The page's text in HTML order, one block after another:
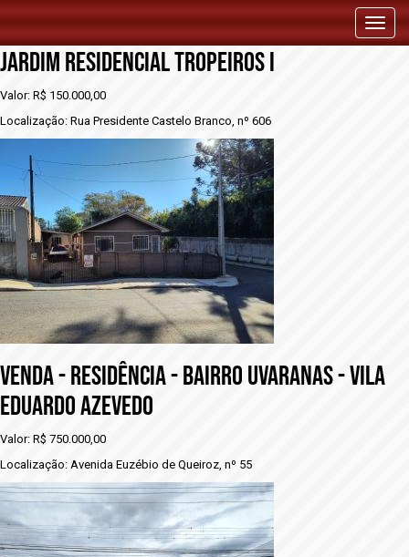
vENDA - RESIDÊNCIA - BAIRRO UVARANAS -
JARDIM RESIDENCIAL TROPEIROS I
Valor: R$ 150.000,00
Localização: Rua Presidente Castelo Branco, nº 606
vENDA - RESIDÊNCIA - BAIRRO UVARANAS - VILA
EDUARDO AZEVEDO
Valor: R$ 750.000,00
Localização: Avenida Euzébio de Queiroz, nº 55